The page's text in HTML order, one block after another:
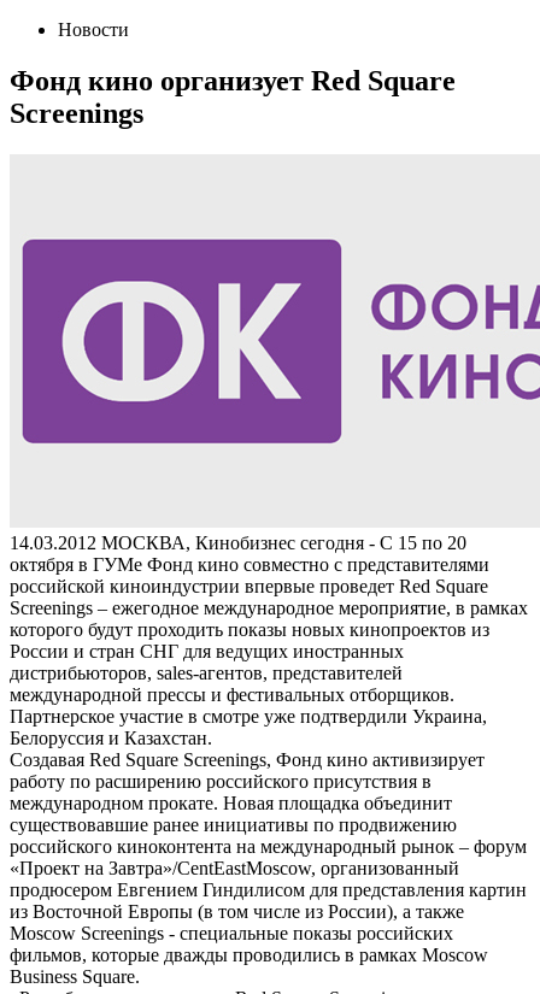
Новости
Фонд кино организует Red Square
Screenings
14.03.2012 МОСКВА, Кинобизнес сегодня - С 15 по 20
октября в ГУМе Фонд кино совместно с представителями
российской киноиндустрии впервые проведет Red Square
Screenings – ежегодное международное мероприятие, в рамках
которого будут проходить показы новых кинопроектов из
России и стран СНГ для ведущих иностранных
дистрибьюторов, sales-агентов, представителей
международной прессы и фестивальных отборщиков.
Партнерское участие в смотре уже подтвердили Украина,
Белоруссия и Казахстан.
Создавая Red Square Screenings, Фонд кино активизирует
работу по расширению российского присутствия в
международном прокате. Новая площадка объединит
существовавшие ранее инициативы по продвижению
российского киноконтента на международный рынок – форум
«Проект на Завтра»/CentEastMoscow, организованный
продюсером Евгением Гиндилисом для представления картин
из Восточной Европы (в том числе из России), а также
Moscow Screenings - специальные показы российских
фильмов, которые дважды проводились в рамках Moscow
Business Square.